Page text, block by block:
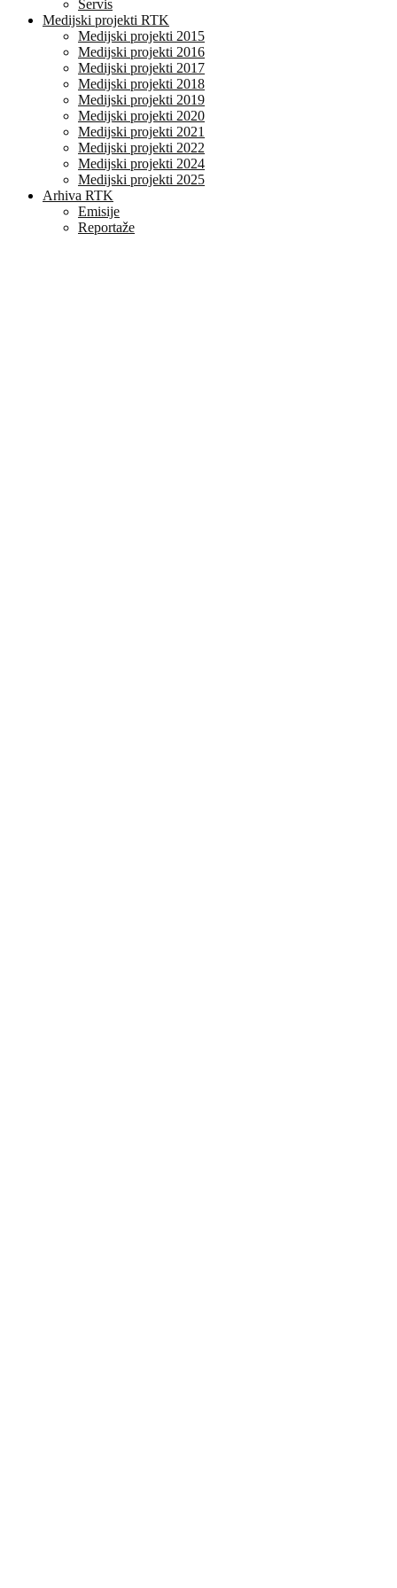
Servis
Medijski projekti RTK
Medijski projekti 2015
Medijski projekti 2016
Medijski projekti 2017
Medijski projekti 2018
Medijski projekti 2019
Medijski projekti 2020
Medijski projekti 2021
Medijski projekti 2022
Medijski projekti 2024
Medijski projekti 2025
Arhiva RTK
Emisije
Reportaže